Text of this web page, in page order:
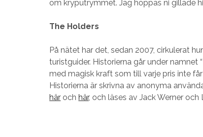
om kryputrymmet. Jag hoppas ni gillade
The Holders
På nätet har det, sedan 2007, cirkulerat
turistguider. Historierna går under namnet
med magisk kraft som till varje pris inte
Historierna är skrivna av anonyma
här och här, och läses av Jack Werner och